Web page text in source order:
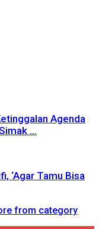
Agenda
...
‘Agar Tamu Bisa
from category